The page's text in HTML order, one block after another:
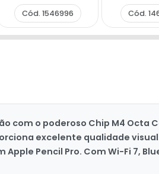
Cód. 1546996
Cód.
com o poderoso Chip M4 Octa
excelente qualidade
Pencil Pro. Com Wi-Fi 7,